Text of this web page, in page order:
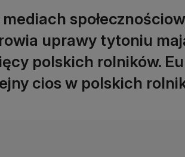
uprawy tytoniu
polskich rolników.
cios w polskich